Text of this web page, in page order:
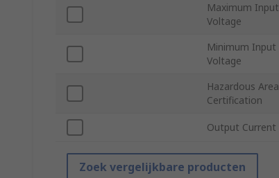
Maximum Input
Voltage
Minimum Input
Voltage
Hazardous Area
Certification
Output Current
Zoek vergelijkbare producten